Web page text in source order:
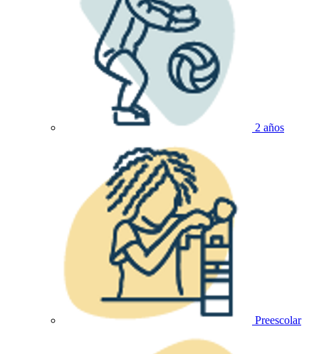
2 años
Preescolar